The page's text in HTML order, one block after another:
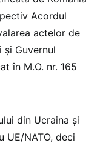
Acordul
actelor de
și Guvernul
în M.O. nr. 165
din Ucraina și
UE/NATO, deci